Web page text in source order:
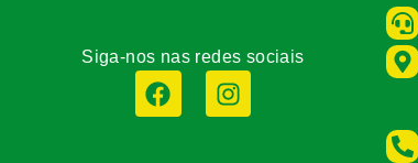
Siga-nos nas redes sociais